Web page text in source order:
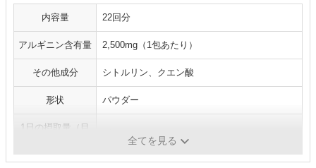
内容量 22回分
アルギニン含有量 2,500mg（1包あたり）
その他成分 シトルリン、クエン酸
形状 パウダー
1日の摂取量（目
全てを見る